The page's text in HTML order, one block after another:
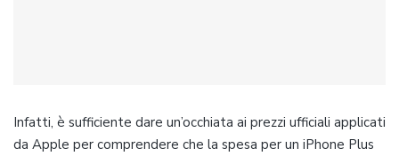
Infatti, è sufficiente dare un’occhiata ai prezzi ufficiali applicati
da Apple per comprendere che la spesa per un iPhone Plus